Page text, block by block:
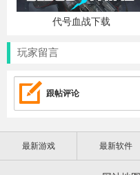
代号血战下载
玩家留言
跟帖评论
最新游戏 最新软件